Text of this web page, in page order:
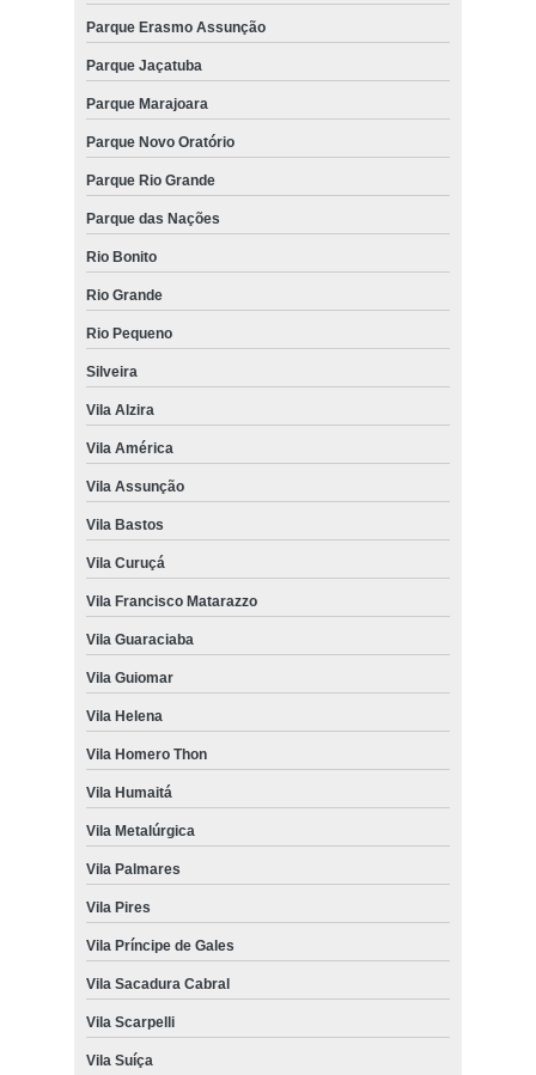
Parque Erasmo Assunção
Parque Jaçatuba
Parque Marajoara
Parque Novo Oratório
Parque Rio Grande
Parque das Nações
Rio Bonito
Rio Grande
Rio Pequeno
Silveira
Vila Alzira
Vila América
Vila Assunção
Vila Bastos
Vila Curuçá
Vila Francisco Matarazzo
Vila Guaraciaba
Vila Guiomar
Vila Helena
Vila Homero Thon
Vila Humaitá
Vila Metalúrgica
Vila Palmares
Vila Pires
Vila Príncipe de Gales
Vila Sacadura Cabral
Vila Scarpelli
Vila Suíça